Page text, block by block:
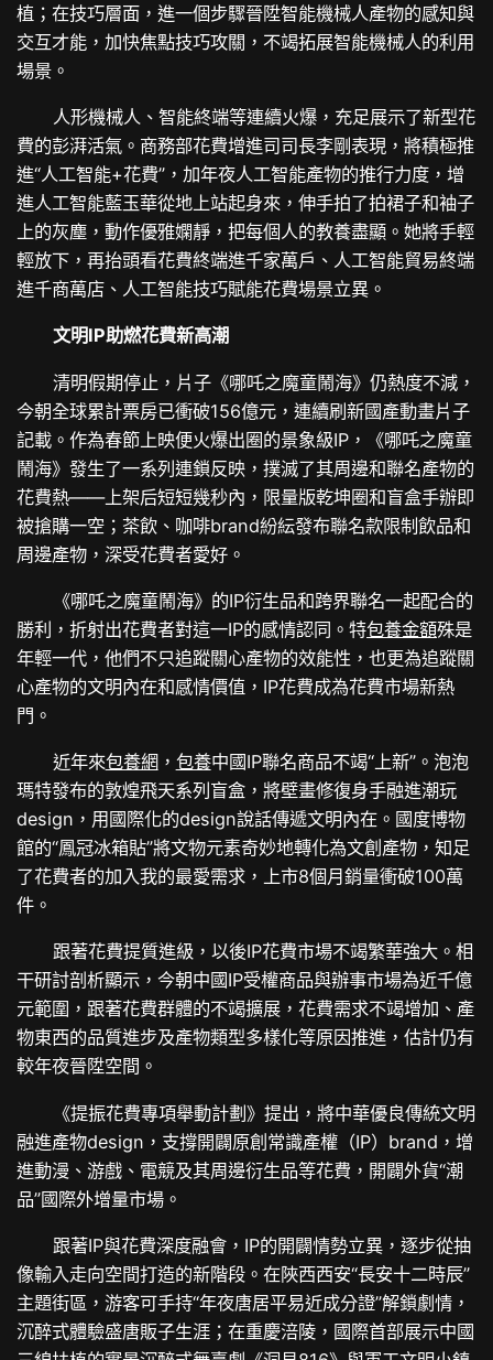
植；在技巧層面，進一個步驟晉陞智能機械人產物的感知與
交互才能，加快焦點技巧攻關，不竭拓展智能機械人的利用
場景。
人形機械人、智能終端等連續火爆，充足展示了新型花
費的彭湃活氣。商務部花費增進司司長李剛表現，將積極推
進“人工智能+花費”，加年夜人工智能產物的推行力度，增
進人工智能藍玉華從地上站起身來，伸手拍了拍裙子和袖子
上的灰塵，動作優雅嫻靜，把每個人的教養盡顯。她將手輕
輕放下，再抬頭看花費終端進千家萬戶、人工智能貿易終端
進千商萬店、人工智能技巧賦能花費場景立異。
文明IP助燃花費新高潮
清明假期停止，片子《哪吒之魔童鬧海》仍熱度不減，
今朝全球累計票房已衝破156億元，連續刷新國產動畫片子
記載。作為春節上映便火爆出圈的景象級IP，《哪吒之魔童
鬧海》發生了一系列連鎖反映，撲滅了其周邊和聯名產物的
花費熱——上架后短短幾秒內，限量版乾坤圈和盲盒手辦即
被搶購一空；茶飲、咖啡brand紛紜發布聯名款限制飲品和
周邊產物，深受花費者愛好。
《哪吒之魔童鬧海》的IP衍生品和跨界聯名一起配合的
勝利，折射出花費者對這一IP的感情認同。特包養金額殊是
年輕一代，他們不只追蹤關心產物的效能性，也更為追蹤關
心產物的文明內在和感情價值，IP花費成為花費市場新熱
門。
近年來包養網 ， 包養中國IP聯名商品不竭“上新”。泡泡
瑪特發布的敦煌飛天系列盲盒，將壁畫修復身手融進潮玩
design，用國際化的design說話傳遞文明內在。國度博物
館的“鳳冠冰箱貼”將文物元素奇妙地轉化為文創產物，知足
了花費者的加入我的最愛需求，上市8個月銷量衝破100萬
件。
跟著花費提質進級，以後IP花費市場不竭繁華強大。相
干研討剖析顯示，今朝中國IP受權商品與辦事市場為近千億
元範圍，跟著花費群體的不竭擴展，花費需求不竭增加、產
物東西的品質進步及產物類型多樣化等原因推進，估計仍有
較年夜晉陞空間。
《提振花費專項舉動計劃》提出，將中華優良傳統文明
融進產物design，支撐開闢原創常識產權（IP）brand，增
進動漫、游戲、電競及其周邊衍生品等花費，開闢外貨“潮
品”國際外增量市場。
跟著IP與花費深度融會，IP的開闢情勢立異，逐步從抽
像輸入走向空間打造的新階段。在陜西西安“長安十二時辰”
主題街區，游客可手持“年夜唐居平易近成分證”解鎖劇情，
沉醉式體驗盛唐販子生涯；在重慶涪陵，國際首部展示中國